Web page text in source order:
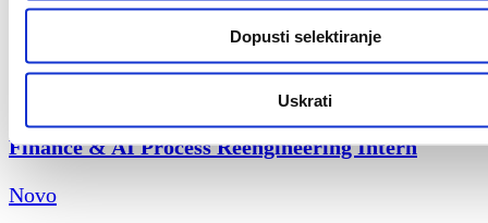
Dopusti selektiranje
Uskrati
Finance & AI Process Reengineering Intern
Novo